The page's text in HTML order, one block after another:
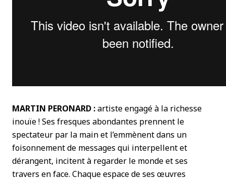
MARTIN PERONARD :artiste engagé à la richesse
inouïe ! Ses fresques abondantes prennent le
spectateur par la main et l’emmènent dans un
foisonnement de messages qui interpellent et
dérangent, incitent à regarder le monde et ses
travers en face. Chaque espace de ses œuvres